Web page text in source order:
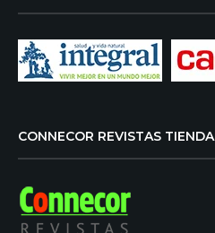
CONNECOR REVISTAS TIENDA